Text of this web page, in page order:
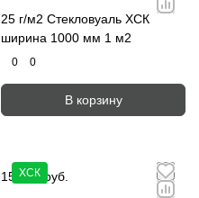
25 г/м2 Стекловуаль ХСК
ширина 1000 мм 1 м2
0 0
В корзину
ХСК
152.50 руб.